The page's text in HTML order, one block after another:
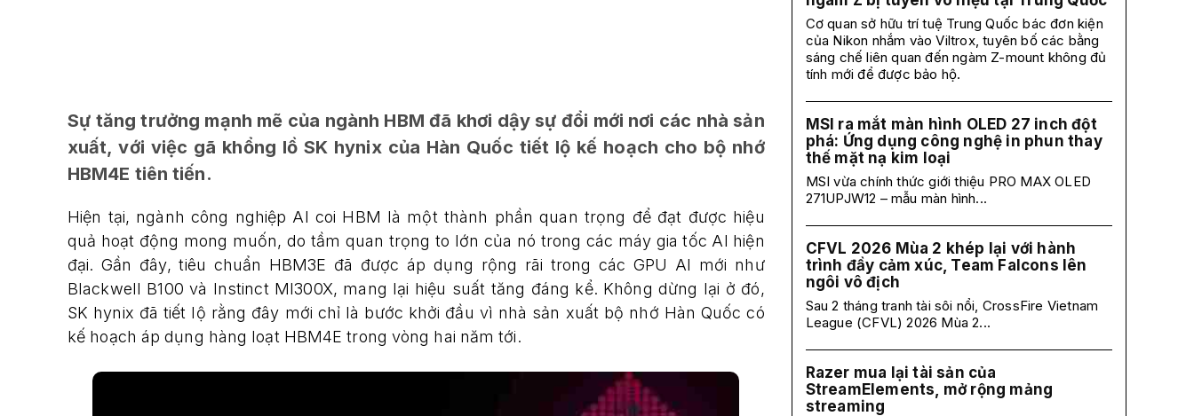
Sự tăng trưởng mạnh mẽ của ngành HBM đã khơi dậy sự đổi mới nơi các nhà sản
xuất, với việc gã khổng lồ SK hynix của Hàn Quốc tiết lộ kế hoạch cho bộ nhớ
HBM4E tiên tiến.
Hiện tại, ngành công nghiệp AI coi HBM là một thành phần quan trọng để đạt được hiệu
quả hoạt động mong muốn, do tầm quan trọng to lớn của nó trong các máy gia tốc AI hiện
đại. Gần đây, tiêu chuẩn HBM3E đã được áp dụng rộng rãi trong các GPU AI mới như
Blackwell B100 và Instinct MI300X, mang lại hiệu suất tăng đáng kể. Không dừng lại ở đó,
SK hynix đã tiết lộ rằng đây mới chỉ là bước khởi đầu vì nhà sản xuất bộ nhớ Hàn Quốc có
kế hoạch áp dụng hàng loạt HBM4E trong vòng hai năm tới.
Cơ quan sở hữu trí tuệ Trung Quốc bác đơn kiện
của Nikon nhắm vào Viltrox, tuyên bố các bằng
sáng chế liên quan đến ngàm Z-mount không đủ
tính mới để được bảo hộ.
MSI ra mắt màn hình OLED 27 inch đột
phá: Ứng dụng công nghệ in phun thay
thế mặt nạ kim loại
MSI vừa chính thức giới thiệu PRO MAX OLED
271UPJW12 – mẫu màn hình...
CFVL 2026 Mùa 2 khép lại với hành
trình đầy cảm xúc, Team Falcons lên
ngôi vô địch
Sau 2 tháng tranh tài sôi nổi, CrossFire Vietnam
League (CFVL) 2026 Mùa 2...
Razer mua lại tài sản của
StreamElements, mở rộng mảng
streaming